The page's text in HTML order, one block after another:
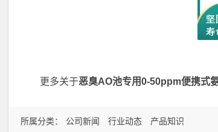
更多关于恶臭AO池专用0-50ppm便携式
所属分类： 公司新闻 行业动态 产品知识